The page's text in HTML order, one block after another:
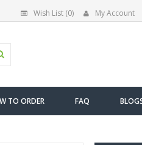
Wish List (0) My Account
TO ORDER FAQ